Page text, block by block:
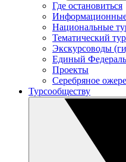
Где остановиться
Национальные
Тематический
Экскурсоводы
Единый
Проекты
Серебряное
Турсообществу